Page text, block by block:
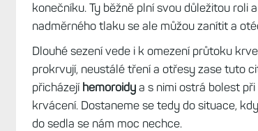
konečníku. Ty běžně plní svou důležitou roli
nadměrného tlaku se ale můžou zanítit a
Dlouhé sezení vede i k omezení průtoku
prokrvují, neustálé tření a otřesy zase tuto
přicházejí hemoroidy a s nimi ostrá bolest
krvácení. Dostaneme se tedy do situace,
do sedla se nám moc nechce.